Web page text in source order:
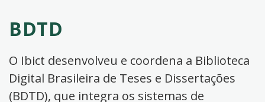
BDTD
O Ibict desenvolveu e coordena a Biblioteca
Digital Brasileira de Teses e Dissertações
(BDTD), que integra os sistemas de